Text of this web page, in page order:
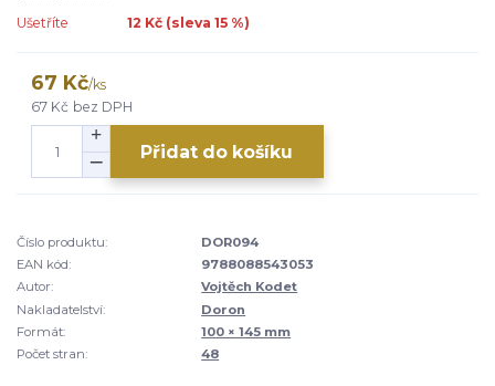
Ušetříte 12 Kč (sleva 15 %)
67 Kč/ks
67 Kč bez DPH
Přidat do košíku
Číslo produktu:
DOR094
EAN kód:
9788088543053
Autor:
Vojtěch Kodet
Nakladatelství:
Doron
Formát:
100 × 145 mm
Počet stran:
48